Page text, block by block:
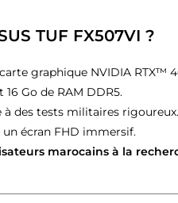
TUF FX507VI ?
graphique NVIDIA RTX™
16 Go de RAM DDR5.
à des tests militaires rigoureux.
un écran FHD immersif.
marocains à la